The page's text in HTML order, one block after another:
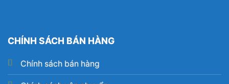
CHÍNH SÁCH BÁN HÀNG
Chính sách bán hàng